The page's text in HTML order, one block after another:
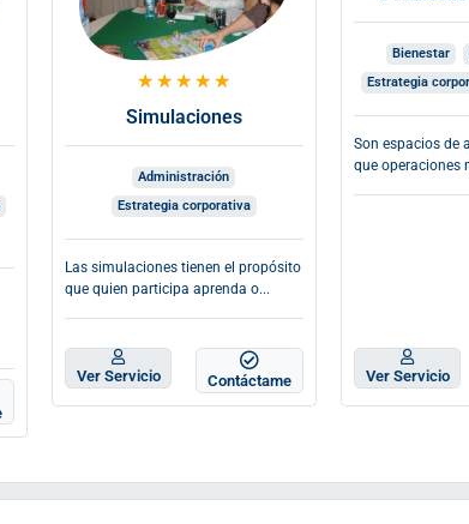
★ ★ ★ ★ ★
Simulaciones
Administración
Estrategia corporativa
Las simulaciones tienen el propósito
que quien participa aprenda o...
Ver Servicio Contáctame
Bienestar
Estrategia
Son espacios de
que operaciones
Ver Servicio